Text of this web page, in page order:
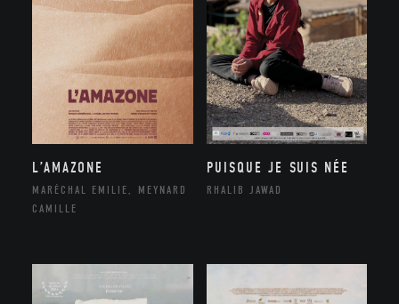
L’AMAZONE
MARÉCHAL EMILIE, MEYNARD
CAMILLE
PUISQUE JE SUIS NÉE
RHALIB JAWAD